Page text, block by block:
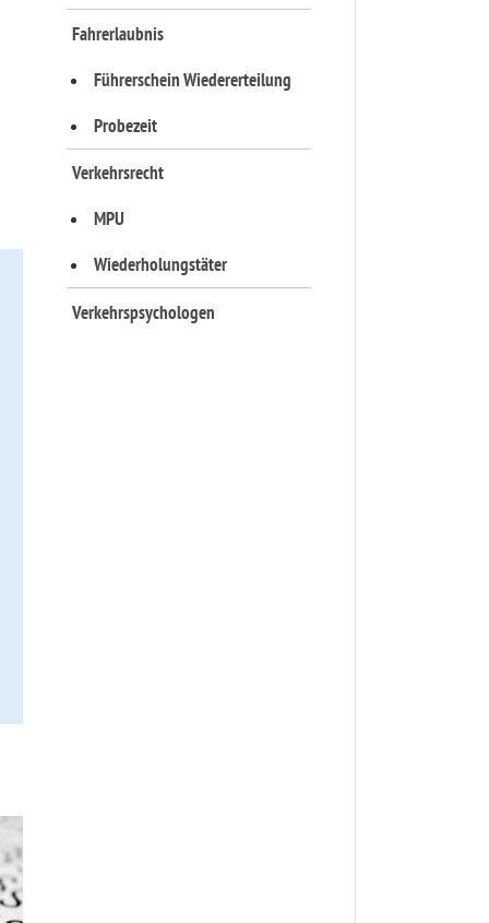
Fahrerlaubnis
Führerschein Wiedererteilung
Probezeit
Verkehrsrecht
MPU
Wiederholungstäter
Verkehrspsychologen